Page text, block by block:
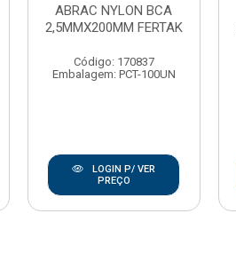
ABRAC NYLON BCA
2,5MMX200MM FERTAK
Código: 170837
Embalagem: PCT-100UN
LOGIN P/ VER
PREÇO